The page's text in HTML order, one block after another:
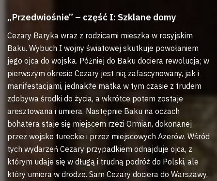
„Przedwiośnie” – część I: Szklane domy
Cezary Baryka wraz z rodzicami mieszka w rosyjskim
Baku. Wybuch I wojny światowej skutkuje powołaniem
jego ojca do wojska. Później do Baku dociera rewolucja; w
pierwszym okresie Cezary jest nią zafascynowany, jak i
manifestacjami, jednakże matka w tym czasie z trudem
zdobywa środki do życia, a wkrótce potem zostaje
aresztowana i umiera. Następnie Baku na oczach
bohatera staje się miejscem rzezi Ormian, dokonanej
przez wojsko tureckie i przez miejscowych Azerów. Wśród
tych wydarzeń Cezary przypadkiem odnajduje ojca, z
którym udaje się w długą i trudną podróż do Polski, ale
który umiera w drodze. Sam Cezary dociera do Warszawy,